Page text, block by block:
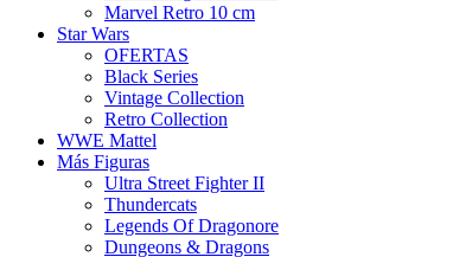
Marvel Retro 10 cm
Star Wars
OFERTAS
Black Series
Vintage Collection
Retro Collection
WWE Mattel
Más Figuras
Ultra Street Fighter II
Thundercats
Legends Of Dragonore
Dungeons & Dragons